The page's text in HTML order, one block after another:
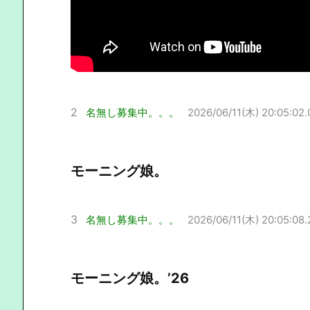
2 名無し募集中。。。 2026/06/11(木)
モーニング娘。
3 名無し募集中。。。 2026/06/11(木)
モーニング娘。’26